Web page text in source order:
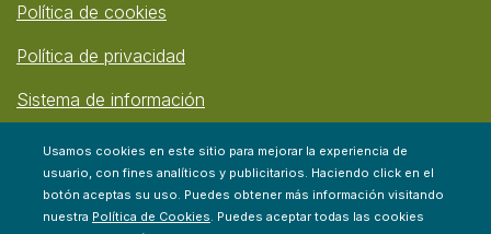
Política de cookies
Política de privacidad
Sistema de información
Usamos cookies en este sitio para mejorar la experiencia de
usuario, con fines analíticos y publicitarios. Haciendo click en el
botón aceptas su uso. Puedes obtener más información visitando
nuestra Política de Cookies. Puedes aceptar todas las cookies